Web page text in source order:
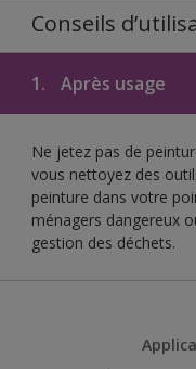
Conseils
1. Après usage
Ne jetez pas de
vous nettoyez des
peinture dans votre
ménagers dangereux
gestion des déchets.